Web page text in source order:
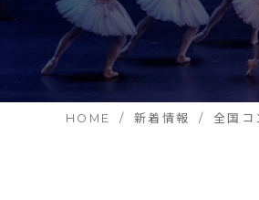
HOME 新着情報 全国